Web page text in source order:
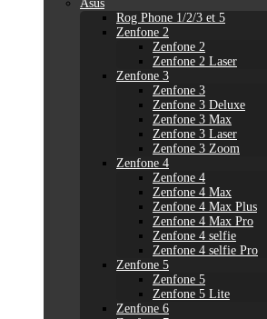
Asus
Rog Phone 1/2/3 et 5
Zenfone 2
Zenfone 2
Zenfone 2 Laser
Zenfone 3
Zenfone 3
Zenfone 3 Deluxe
Zenfone 3 Max
Zenfone 3 Laser
Zenfone 3 Zoom
Zenfone 4
Zenfone 4
Zenfone 4 Max
Zenfone 4 Max Plus
Zenfone 4 Max Pro
Zenfone 4 selfie
Zenfone 4 selfie Pro
Zenfone 5
Zenfone 5
Zenfone 5 Lite
Zenfone 6